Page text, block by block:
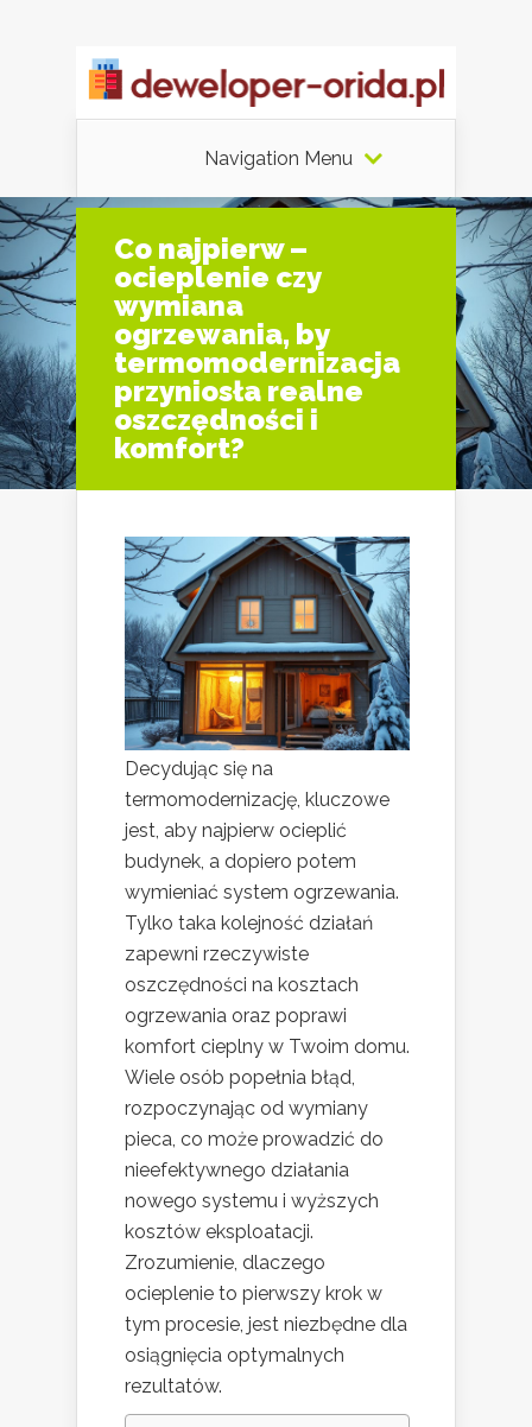
Navigation Menu
Co najpierw –
ocieplenie czy
wymiana
ogrzewania, by
termomodernizacja
przyniosła realne
oszczędności i
komfort?
Decydując się na
termomodernizację, kluczowe
jest, aby najpierw ocieplić
budynek, a dopiero potem
wymieniać system ogrzewania.
Tylko taka kolejność działań
zapewni rzeczywiste
oszczędności na kosztach
ogrzewania oraz poprawi
komfort cieplny w Twoim domu.
Wiele osób popełnia błąd,
rozpoczynając od wymiany
pieca, co może prowadzić do
nieefektywnego działania
nowego systemu i wyższych
kosztów eksploatacji.
Zrozumienie, dlaczego
ocieplenie to pierwszy krok w
tym procesie, jest niezbędne dla
osiągnięcia optymalnych
rezultatów.